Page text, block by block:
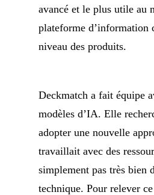
avancé et le plus utile au
plateforme d’information
niveau des produits.
Deckmatch a fait équipe
modèles d’IA. Elle
adopter une nouvelle
travaillait avec des
simplement pas très bien
technique. Pour relever